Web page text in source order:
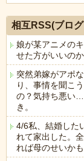
相互RSS(ブロ
娘が某アニメの
せた方がいいの
突然弟嫁がアポ
り、事情を聞こ
の？気持ち悪い
き。
4/6私、結婚した
れて家出した。
れば母のせいか